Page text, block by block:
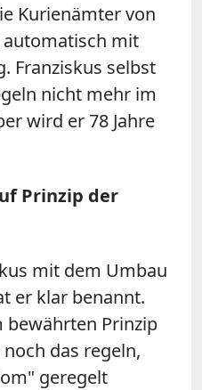
Kurienämter von
automatisch mit
Franziskus selbst
nicht mehr im
wird er 78 Jahre
Prinzip der
mit dem Umbau
er klar benannt.
bewährten Prinzip
das regeln,
geregelt